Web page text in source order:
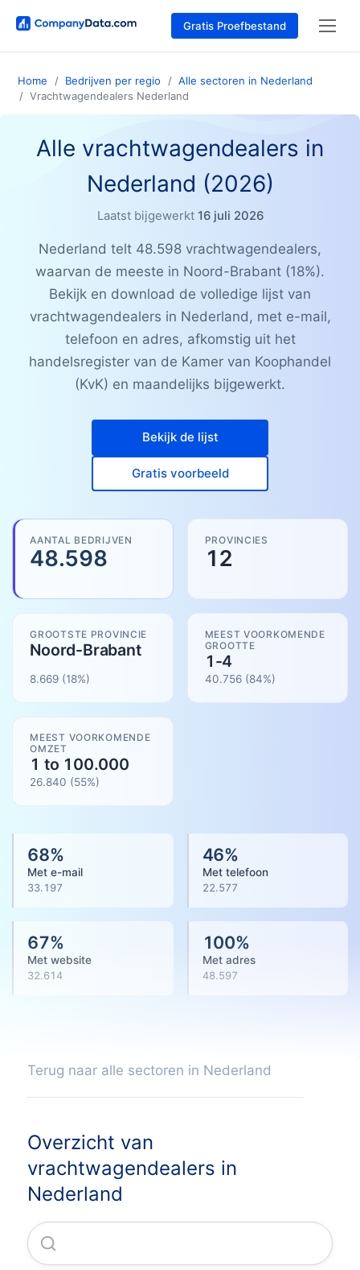
Gratis Proefbestand
Home Bedrijven per regio
Alle sectoren in Nederland
Vrachtwagendealers Nederland
Alle vrachtwagendealers in
Nederland (2026)
Laatst bijgewerkt 16 juli 2026
Nederland telt 48.598 vrachtwagendealers,
waarvan de meeste in Noord-Brabant (18%).
Bekijk en download de volledige lijst van
vrachtwagendealers in Nederland, met e-mail,
telefoon en adres, afkomstig uit het
handelsregister van de Kamer van Koophandel
(KvK) en maandelijks bijgewerkt.
Bekijk de lijst
Gratis voorbeeld
AANTAL BEDRIJVEN
48.598
PROVINCIES
12
GROOTSTE PROVINCIE
Noord-Brabant
8.669 (18%)
MEEST VOORKOMENDE
GROOTTE
1-4
40.756(84%)
MEEST VOORKOMENDE
OMZET
1 to 100.000
26.840 (55%)
68%
Met e-mail
33.197
46%
Met telefoon
22.577
67%
Met website
32.614
100%
Met adres
48.597
Terug naar alle sectoren in Nederland
Overzicht van
vrachtwagendealers in
Nederland